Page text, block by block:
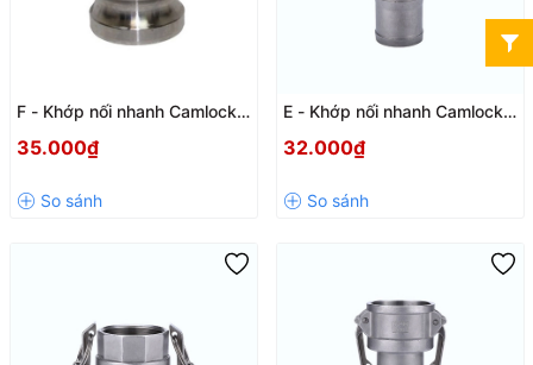
F - Khớp nối nhanh Camlock
35.000₫
E - Khớp nối nhanh Camlock
32.000₫